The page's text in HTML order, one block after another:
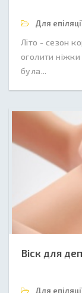
Для
Літо - сезон
оголити
була...
Віск для
Для